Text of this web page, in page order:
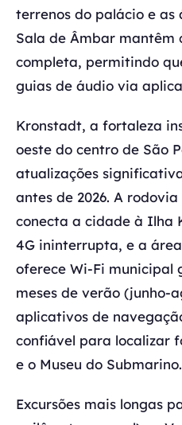
terrenos do palácio e as
Sala de Âmbar mantêm
completa, permitindo
guias de áudio via
Kronstadt, a fortaleza
oeste do centro de São
atualizações
antes de 2026. A
conecta a cidade à Ilha
4G ininterrupta, e a
oferece Wi-Fi municipal
meses de verão (junho-
aplicativos de
confiável para localizar
e o Museu do Submarino.
Excursões mais longas